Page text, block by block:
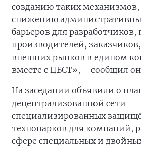
созданию таких механизмов,
снижению
барьеров для
производителей, заказчиков,
внешних рынков в едином
вместе с ЦБСТ», – сообщил
На заседании объявили о
децентрализованной сети
специализированных
технопарков для компаний,
сфере специальных и